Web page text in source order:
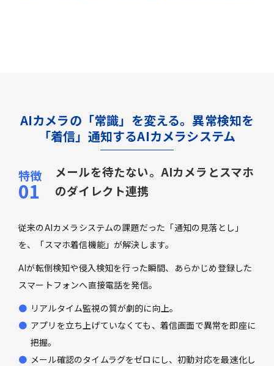
AIカメラの「常識」を変える。異常検知を
「着信」通知するAIカメラシステム
メールを待たない。AIカメラとスマホ
のダイレクト連携
従来のAIカメラシステムの課題だった「通知の見落とし」
を、「スマホ着信機能」が解決します。
AIが転倒検知や侵入検知を行った瞬間、あらかじめ登録した
スマートフォンへ直接電話を発信。
リアルタイム監視の質が劇的に向上。
アプリを立ち上げていなくても、着信画面で異常を即座に
把握。
メール確認のタイムラグをゼロにし、初動対応を最速化し